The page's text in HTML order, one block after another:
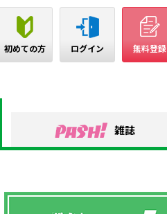
初めての方 ログイン 無料登録
雑誌